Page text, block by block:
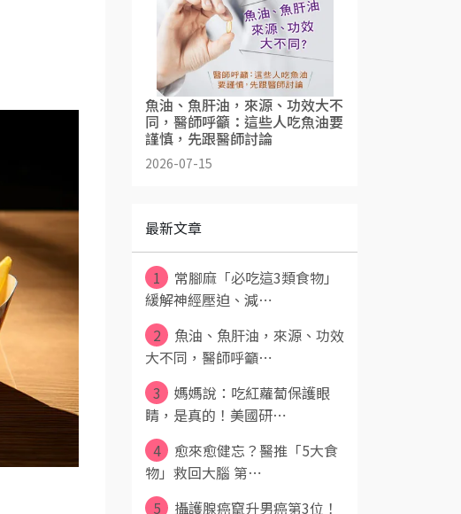
魚油、魚肝油，來源、功效大不
同，醫師呼籲：這些人吃魚油要
謹慎，先跟醫師討論
2026-07-15
最新文章
1
常腳麻「必吃這3類食物」
緩解神經壓迫、減⋯
2
魚油、魚肝油，來源、功效
大不同，醫師呼籲⋯
3
媽媽說：吃紅蘿蔔保護眼
睛，是真的！美國研⋯
4
愈來愈健忘？醫推「5大食
物」救回大腦 第⋯
5
攝護腺癌竄升男癌第3位！